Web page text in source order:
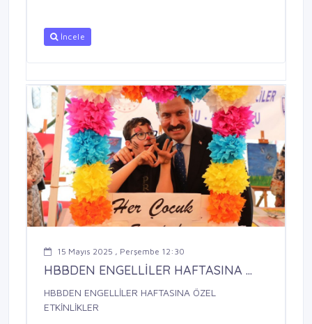
İncele
15 Mayıs 2025 , Perşembe 12:30
HBBDEN ENGELLİLER HAFTASINA ...
HBBDEN ENGELLİLER HAFTASINA ÖZEL
ETKİNLİKLER